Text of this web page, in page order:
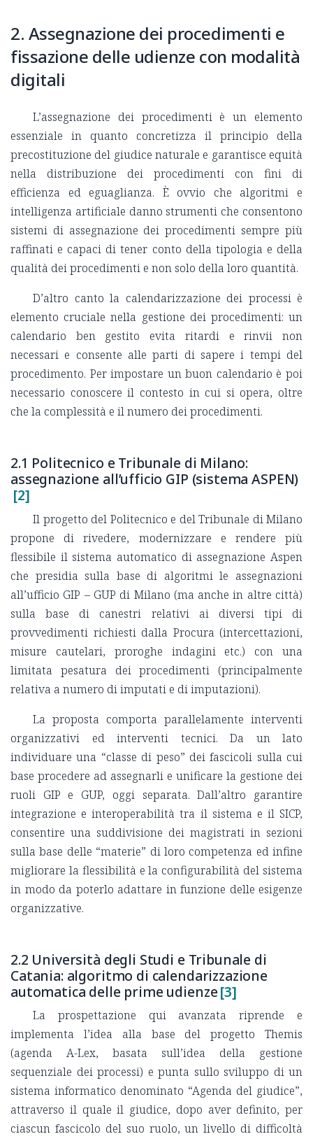
2. Assegnazione dei procedimenti e
fissazione delle udienze con modalità
digitali
L’assegnazione dei procedimenti è un elemento
essenziale in quanto concretizza il principio della
precostituzione del giudice naturale e garantisce equità
nella distribuzione dei procedimenti con fini di
efficienza ed eguaglianza. È ovvio che algoritmi e
intelligenza artificiale danno strumenti che consentono
sistemi di assegnazione dei procedimenti sempre più
raffinati e capaci di tener conto della tipologia e della
qualità dei procedimenti e non solo della loro quantità.
D’altro canto la calendarizzazione dei processi è
elemento cruciale nella gestione dei procedimenti: un
calendario ben gestito evita ritardi e rinvii non
necessari e consente alle parti di sapere i tempi del
procedimento. Per impostare un buon calendario è poi
necessario conoscere il contesto in cui si opera, oltre
che la complessità e il numero dei procedimenti.
2.1 Politecnico e Tribunale di Milano:
assegnazione all’ufficio GIP (sistema ASPEN)
[2]
Il progetto del Politecnico e del Tribunale di Milano
propone di rivedere, modernizzare e rendere più
flessibile il sistema automatico di assegnazione Aspen
che presidia sulla base di algoritmi le assegnazioni
all’ufficio GIP – GUP di Milano (ma anche in altre città)
sulla base di canestri relativi ai diversi tipi di
provvedimenti richiesti dalla Procura (intercettazioni,
misure cautelari, proroghe indagini etc.) con una
limitata pesatura dei procedimenti (principalmente
relativa a numero di imputati e di imputazioni).
La proposta comporta parallelamente interventi
organizzativi ed interventi tecnici. Da un lato
individuare una “classe di peso” dei fascicoli sulla cui
base procedere ad assegnarli e unificare la gestione dei
ruoli GIP e GUP, oggi separata. Dall’altro garantire
integrazione e interoperabilità tra il sistema e il SICP,
consentire una suddivisione dei magistrati in sezioni
sulla base delle “materie” di loro competenza ed infine
migliorare la flessibilità e la configurabilità del sistema
in modo da poterlo adattare in funzione delle esigenze
organizzative.
2.2 Università degli Studi e Tribunale di
Catania: algoritmo di calendarizzazione
automatica delle prime udienze[3]
La prospettazione qui avanzata riprende e
implementa l’idea alla base del progetto Themis
(agenda A-Lex, basata sull’idea della gestione
sequenziale dei processi) e punta sullo sviluppo di un
sistema informatico denominato “Agenda del giudice”,
attraverso il quale il giudice, dopo aver definito, per
ciascun fascicolo del suo ruolo, un livello di difficoltà